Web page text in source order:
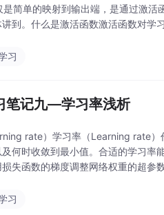
简单的映射到输出端，是通过激
到。什么是激活函数激活函数对学
习
笔记九—学习率浅析
rate）学习率（Learning rate
何时收敛到最小值。合适的学习
失函数的梯度调整网络权重的超
习